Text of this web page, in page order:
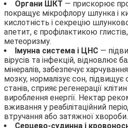
Органи ШКТ — прискорює
покращує мікрофлору шлунка і
кислотність і секрецію
апетит, є профілактикою
метеоризму.
Імунна система і ЦНС —
вірусів та інфекцій, відновлює
мінералів, забезпечує
мозку, нормалізує сон, підвищує
станів, сприяє регенерації
вироблення енергії. Нектар
вживання у реабілітаційний
втручання або затяжної хвороби.
Серцево-судинна і